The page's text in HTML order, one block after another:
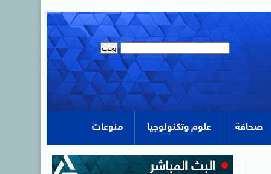
صحافة علوم وتكنولوجيا منوعات